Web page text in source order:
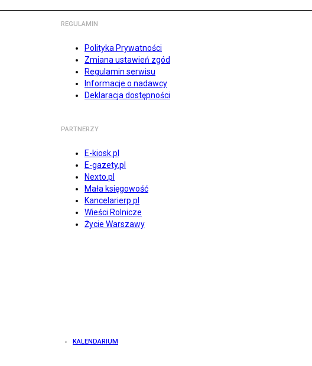
REGULAMIN
Polityka Prywatności
Zmiana ustawień zgód
Regulamin serwisu
Informacje o nadawcy
Deklaracja dostępności
PARTNERZY
E-kiosk.pl
E-gazety.pl
Nexto.pl
Mała księgowość
Kancelarierp.pl
Wieści Rolnicze
Życie Warszawy
KALENDARIUM